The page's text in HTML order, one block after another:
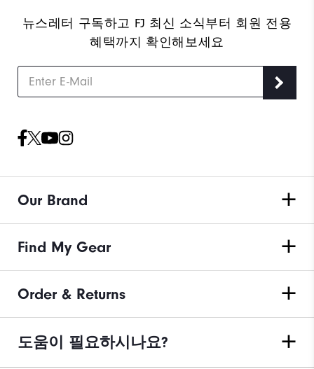
뉴스레터 구독하고 FJ 최신 소식부터 회원 전용
혜택까지 확인해보세요
Our Brand
Find My Gear
Order & Returns
도움이 필요하시나요?